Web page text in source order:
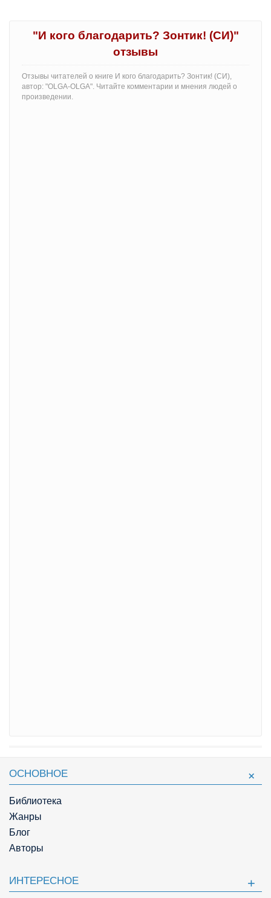
"И кого благодарить? Зонтик! (СИ)"
отзывы
Отзывы читателей о книге И кого благодарить? Зонтик! (СИ),
автор: "OLGA-OLGA". Читайте комментарии и мнения людей о
произведении.
ОСНОВНОЕ
Библиотека
Жанры
Блог
Авторы
ИНТЕРЕСНОЕ